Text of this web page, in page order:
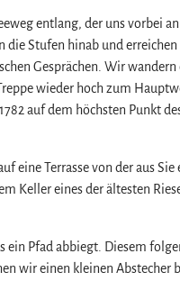
entlang, der uns vorbei
Stufen hinab und
Gesprächen. Wir
wieder hoch zum
auf dem höchsten Punkt
eine Terrasse von der aus
Keller eines der ältesten
ein Pfad abbiegt. Diesem
wir einen kleinen